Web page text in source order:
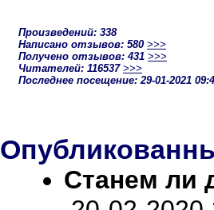
Произведений: 338
Написано отзывов: 580 >>>
Получено отзывов: 431 >>>
Читателей: 116537 >>>
Последнее посещение: 29-01-2021
Станем ли